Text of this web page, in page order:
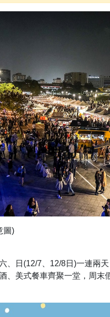
圖)
、日(12/7、12/8日)一連兩
、美式餐車齊聚一堂，周